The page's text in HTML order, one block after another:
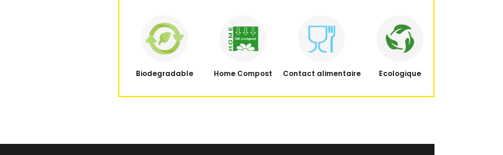
Biodegradable Home Compost Contact alimentaire Ecologique